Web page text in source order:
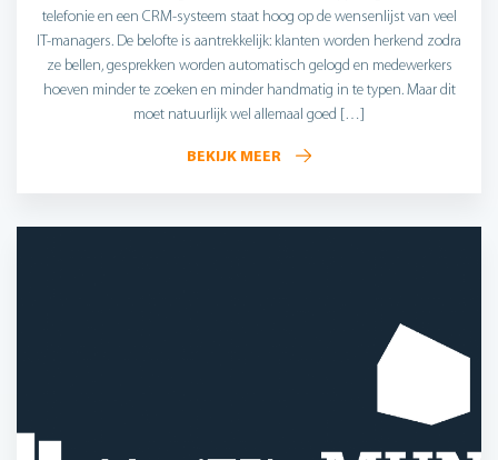
telefonie en een CRM-systeem staat hoog op de wensenlijst van veel
IT-managers. De belofte is aantrekkelijk: klanten worden herkend zodra
ze bellen, gesprekken worden automatisch gelogd en medewerkers
hoeven minder te zoeken en minder handmatig in te typen. Maar dit
moet natuurlijk wel allemaal goed […]
BEKIJK MEER